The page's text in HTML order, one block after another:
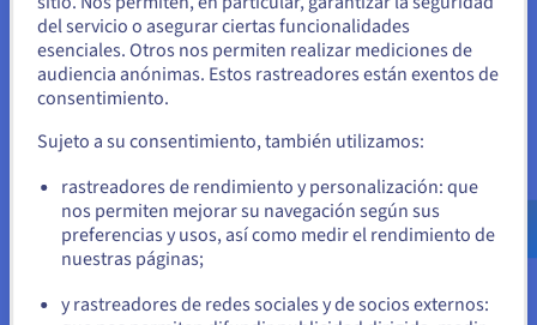
Casos prácticos: ¿Cuándo elegir
Bare Metal o VM?
dedicadodepende completamente de tu carga de trabajo
específica y prioridades empresariales. También puede ser
una elección finamente equilibrada, pero lo siguiente debería
darte una buena orientación:
Elige Servidores Bare Metal cuando:
Parece que está ubicado en Estados
Unidos
Si quiere hacer un pedido desde Estados Unidos, deberá buscar
el sitio web adecuado y crear una cuenta.
us.ovhcloud.com/
Inglés USD - $
del servicio o asegurar ciertas funcionalidades
esenciales. Otros nos permiten realizar mediciones de
audiencia anónimas. Estos rastreadores están exentos de
consentimiento.
Sujeto a su consentimiento, también utilizamos:
rastreadores de rendimiento y personalización: que
nos permiten mejorar su navegación según sus
preferencias y usos, así como medir el rendimiento de
nuestras páginas;
y rastreadores de redes sociales y de socios externos: